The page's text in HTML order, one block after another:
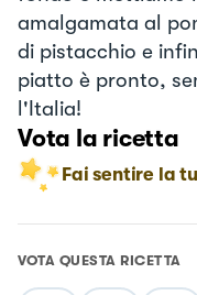
amalgamata al
di pistacchio e
piatto è pronto,
l'Italia!
Vota la ricetta
Fai sentire la
VOTA QUESTA RICETTA